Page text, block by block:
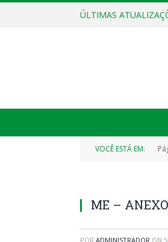
ÚLTIMAS
VOCÊ ESTÁ EM:
ME –
POR ADMINISTRADOR ON